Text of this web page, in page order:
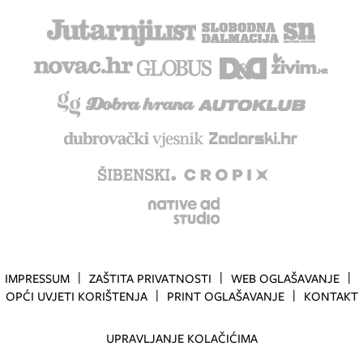
IMPRESSUM ZAŠTITA PRIVATNOSTI
WEB OGLAŠAVANJE
OPĆI UVJETI KORIŠTENJA
PRINT OGLAŠAVANJE KONTAKT
UPRAVLJANJE KOLAČIĆIMA